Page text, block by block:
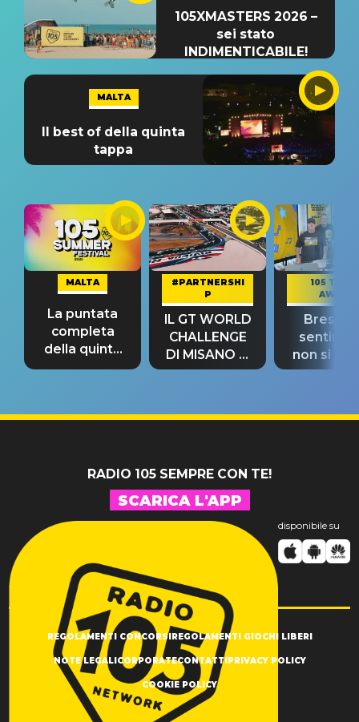
105XMASTERS 2026 –
sei stato
INDIMENTICABILE!
MALTA
Il best of della quinta
tappa
MALTA
La puntata
completa
della quinta
tappa
#PARTNERSHI
P
IL GT WORLD
CHALLENGE
DI MISANO si
riconferma
105 TAKE
AWAY
Bresh:
non si
fino alla
RADIO 105 SEMPRE CON TE!
SCARICA L'APP
disponibile su
REGOLAMENTI CONCORSIREGOLAMENTI GIOCHI LIBERI
NOTE LEGALICORPORATECONTATTIPRIVACY POLICY
COOKIE POLICY